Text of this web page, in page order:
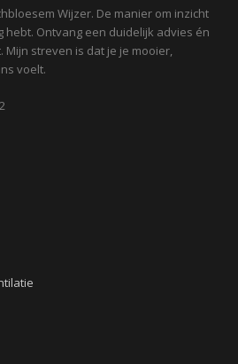
Wijzer. De manier om inzicht
hebt. Ontvang een duidelijk advies én
Mijn streven is dat je je mooier,
voelt.